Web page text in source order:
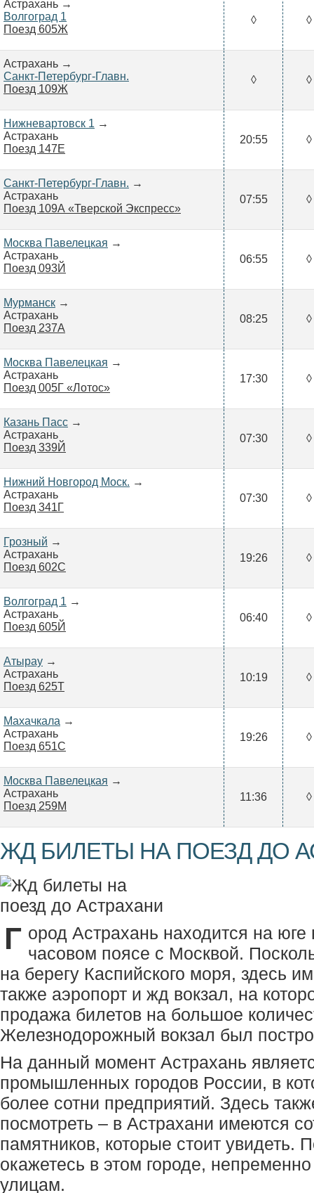
Астрахань →
Волгоград 1
Поезд 605Ж
◊ ◊
Астрахань →
Санкт-Петербург-Главн.
Поезд 109Ж
◊ ◊
Нижневартовск 1 →
Астрахань
Поезд 147Е
20:55 ◊
Санкт-Петербург-Главн. →
Астрахань
Поезд 109А «Тверской Экспресс»
07:55 ◊
Москва Павелецкая →
Астрахань
Поезд 093Й
06:55 ◊
Мурманск →
Астрахань
Поезд 237А
08:25 ◊
Москва Павелецкая →
Астрахань
Поезд 005Г «Лотос»
17:30 ◊
Казань Пасс →
Астрахань
Поезд 339Й
07:30 ◊
Нижний Новгород Моск. →
Астрахань
Поезд 341Г
07:30 ◊
Грозный →
Астрахань
Поезд 602С
19:26 ◊
Волгоград 1 →
Астрахань
Поезд 605Й
06:40 ◊
Атырау →
Астрахань
Поезд 625Т
10:19 ◊
Махачкала →
Астрахань
Поезд 651С
19:26 ◊
Москва Павелецкая →
Астрахань
Поезд 259М
11:36 ◊
ЖД БИЛЕТЫ НА ПОЕЗД ДО
Г ород Астрахань находится на
часовом поясе с Москвой.
на берегу Каспийского моря, здесь
также аэропорт и жд вокзал, на
продажа билетов на большое
Железнодорожный вокзал был
На данный момент Астрахань
промышленных городов России, в
более сотни предприятий. Здесь
посмотреть – в Астрахани имеются
памятников, которые стоит увидеть.
окажетесь в этом городе,
улицам.